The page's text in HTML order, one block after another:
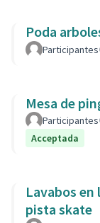
Poda
Participantes
Mesa de
Participantes
Acceptada
Lavabos
pista skate